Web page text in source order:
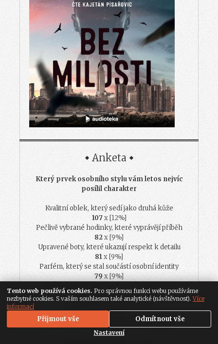
Anketa
Který prvek osobního stylu vám letos nejvíc
posílil charakter
Kvalitní oblek, který sedí jako druhá kůže
107x [12%]
Pečlivě vybrané hodinky, které vyprávějí příběh
82x [9%]
Upravené boty, které ukazují respekt k detailu
81x [9%]
Parfém, který se stal součástí osobní identity
79x [9%]
Ranní rituál, který nastaví tón celému dni
91x [10%]
Investice do jednoho ikonického doplňku
91x [10%]
Tento web používá cookies. Pro správnou funkci webu používáme
nezbytné cookies. S vaším souhlasem také analytické (návštěvnost).Více
informací
Přijmout vše Odmítnout vše
Nastavení